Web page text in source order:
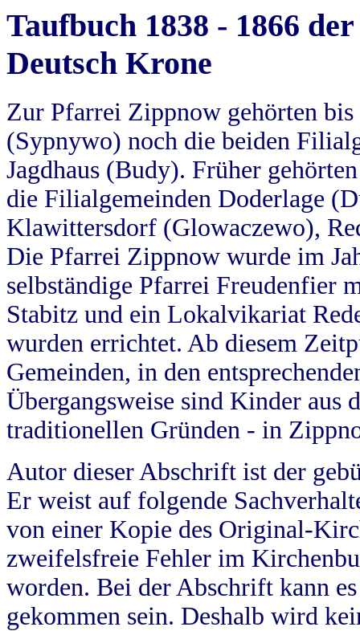
Taufbuch 1838 - 1866
Deutsch Krone
Zur Pfarrei Zippnow gehörten
(Sypnywo) noch die beiden
Jagdhaus (Budy). Früher
die Filialgemeinden Doderlage
Klawittersdorf (Glowaczewo),
Die Pfarrei Zippnow wurde im
selbständige Pfarrei Freudenfier
Stabitz und ein Lokalvikariat
wurden errichtet. Ab diesem
Gemeinden, in den
Übergangsweise sind Kinder aus
traditionellen Gründen - in
Autor dieser Abschrift ist der
Er weist auf folgende
von einer Kopie des Original-
zweifelsfreie Fehler im
worden. Bei der Abschrift kann
gekommen sein. Deshalb wird